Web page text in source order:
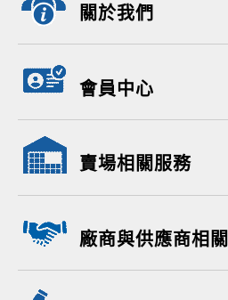
關於我們
會員中心
賣場相關服務
廠商與供應商相關